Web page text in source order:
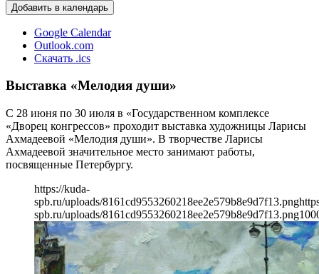
Добавить в календарь
Google Calendar
Outlook.com
Скачать .ics
Выставка «Мелодия души»
С 28 июня по 30 июля в «Государственном комплексе
«Дворец конгрессов» проходит выставка художницы Ларисы
Ахмадеевой «Мелодия души». В творчестве Ларисы
Ахмадеевой значительное место занимают работы,
посвященные Петербургу.
https://kuda-
spb.ru/uploads/8161cd9553260218ee2e579b8e9d7f13.png
spb.ru/uploads/8161cd9553260218ee2e579b8e9d7f13.png